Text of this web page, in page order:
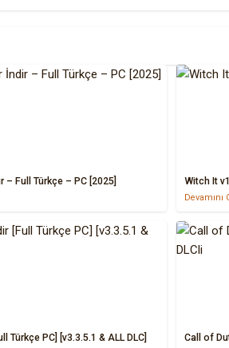
– Full Türkçe – PC [2025] Witch It
Devamını
Kings 2 İndir [Full Türkçe PC] [v3.3.5.1 & ALL DLC] Call of